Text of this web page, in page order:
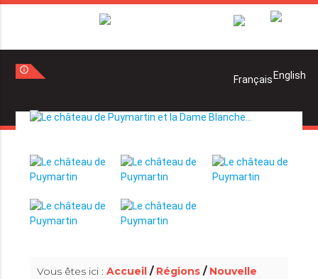
info_outline
Vous êtes ici :Accueil / Régions / Nouvelle